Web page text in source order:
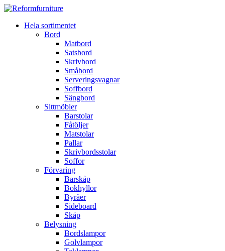
Hela sortimentet
Bord
Matbord
Satsbord
Skrivbord
Småbord
Serveringsvagnar
Soffbord
Sängbord
Sittmöbler
Barstolar
Fåtöljer
Matstolar
Pallar
Skrivbordsstolar
Soffor
Förvaring
Barskåp
Bokhyllor
Byråer
Sideboard
Skåp
Belysning
Bordslampor
Golvlampor